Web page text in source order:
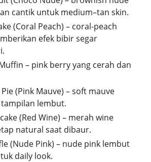
cantik untuk medium–tan skin.
(Coral Peach) – coral-peach
efek bibir segar
– pink berry yang cerah dan
(Pink Mauve) – soft mauve
lembut.
(Red Wine) – merah wine
natural saat dibaur.
(Nude Pink) – nude pink lembut
daily look.